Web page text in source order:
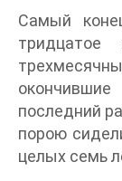
Самый
последний
порою
целых семь